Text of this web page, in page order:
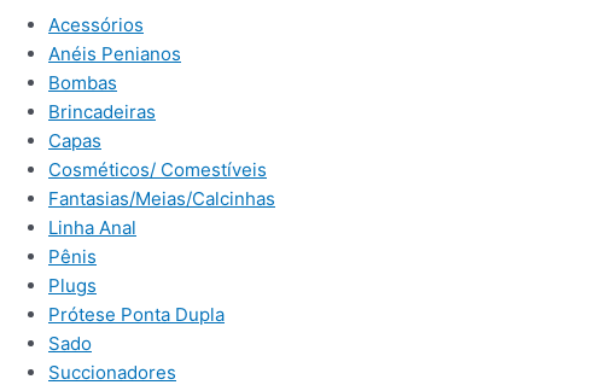
Acessórios
Anéis Penianos
Bombas
Brincadeiras
Capas
Cosméticos/ Comestíveis
Fantasias/Meias/Calcinhas
Linha Anal
Pênis
Plugs
Prótese Ponta Dupla
Sado
Succionadores